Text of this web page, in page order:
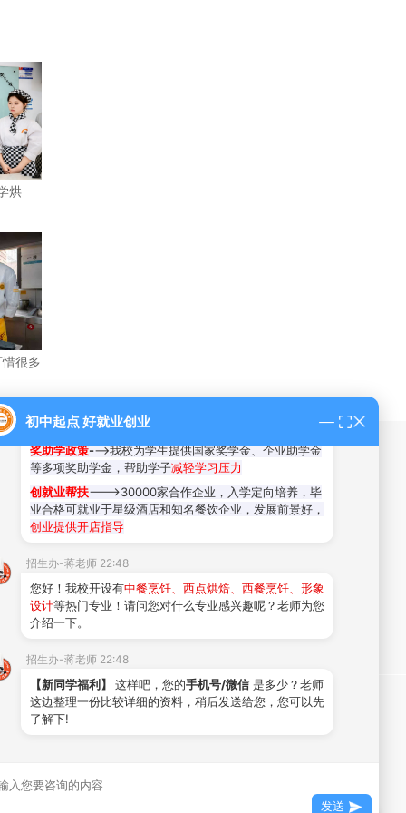
烘
惜很多
走进厦门新东方
校园风光
教师风采
新闻资讯动态
校园新闻
聘：0592-7775606
初中起点 好就业创业
招生办-蒋老师 22:48
职业品牌
教学优势
和竞争力
奖助学政策--->我校为学生提供国家奖学金、企业助学金
等多项奖助学金，帮助学子减轻学习压力
创就业帮扶--->30000家合作企业，入学定向培养，毕
业合格可就业于星级酒店和知名餐饮企业，发展前景好，
创业提供开店指导
招生办-蒋老师 22:48
您好！我校开设有中餐烹饪、西点烘焙、西餐烹饪、形象
设计等热门专业！请问您对什么专业感兴趣呢？老师为您
介绍一下。
招生办-蒋老师 22:48
【新同学福利】 这样吧，您的手机号/微信 是多少？老师
这边整理一份比较详细的资料，稍后发送给您，您可以先
了解下!
发送